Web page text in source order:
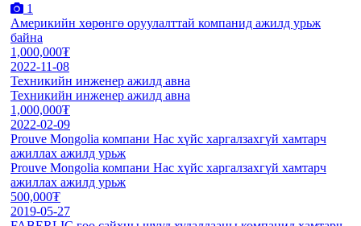
1
Америкийн хөрөнгө оруулалттай компанид ажилд урьж
байна
1,000,000₮
2022-11-08
Техникийн инженер ажилд авна
Техникийн инженер ажилд авна
1,000,000₮
2022-02-09
Prouve Mongolia компани Нас хүйс харгалзахгүй хамтарч
ажиллах ажилд урьж
Prouve Mongolia компани Нас хүйс харгалзахгүй хамтарч
ажиллах ажилд урьж
500,000₮
2019-05-27